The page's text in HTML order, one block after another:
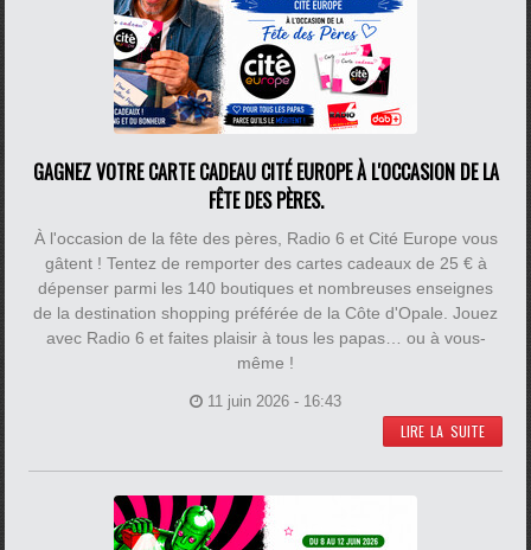
GAGNEZ VOTRE CARTE CADEAU CITÉ EUROPE À L'OCCASION DE LA
FÊTE DES PÈRES.
À l'occasion de la fête des pères, Radio 6 et Cité Europe vous
gâtent ! Tentez de remporter des cartes cadeaux de 25 € à
dépenser parmi les 140 boutiques et nombreuses enseignes
de la destination shopping préférée de la Côte d'Opale. Jouez
avec Radio 6 et faites plaisir à tous les papas… ou à vous-
même !
11 juin 2026 - 16:43
LIRE LA SUITE